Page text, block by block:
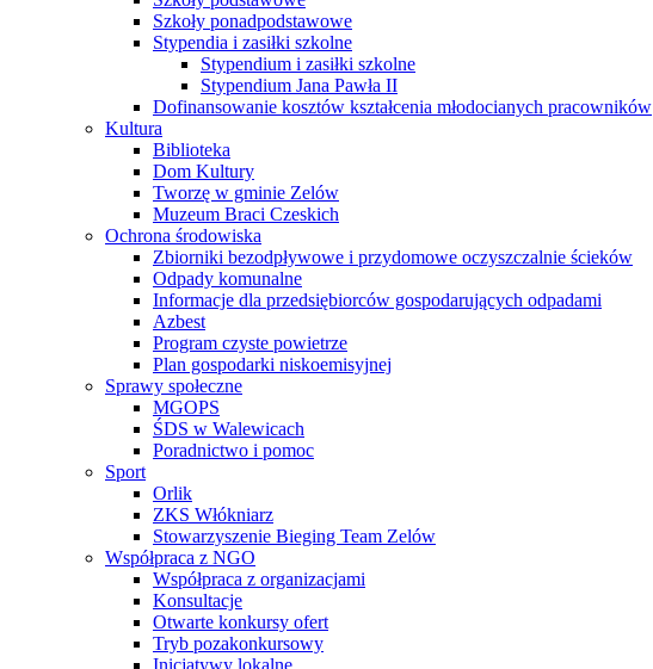
Szkoły ponadpodstawowe
Stypendia i zasiłki szkolne
Stypendium i zasiłki szkolne
Stypendium Jana Pawła II
Dofinansowanie kosztów kształcenia młodocianych pracowników
Kultura
Biblioteka
Dom Kultury
Tworzę w gminie Zelów
Muzeum Braci Czeskich
Ochrona środowiska
Zbiorniki bezodpływowe i przydomowe oczyszczalnie ścieków
Odpady komunalne
Informacje dla przedsiębiorców gospodarujących odpadami
Azbest
Program czyste powietrze
Plan gospodarki niskoemisyjnej
Sprawy społeczne
MGOPS
ŚDS w Walewicach
Poradnictwo i pomoc
Sport
Orlik
ZKS Włókniarz
Stowarzyszenie Bieging Team Zelów
Współpraca z NGO
Współpraca z organizacjami
Konsultacje
Otwarte konkursy ofert
Tryb pozakonkursowy
Inicjatywy lokalne